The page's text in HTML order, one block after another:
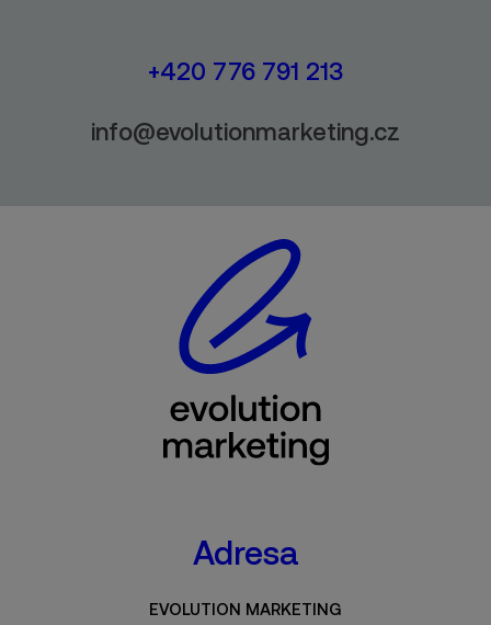
+420 776 791 213
info@evolutionmarketing.cz
Adresa
EVOLUTION MARKETING